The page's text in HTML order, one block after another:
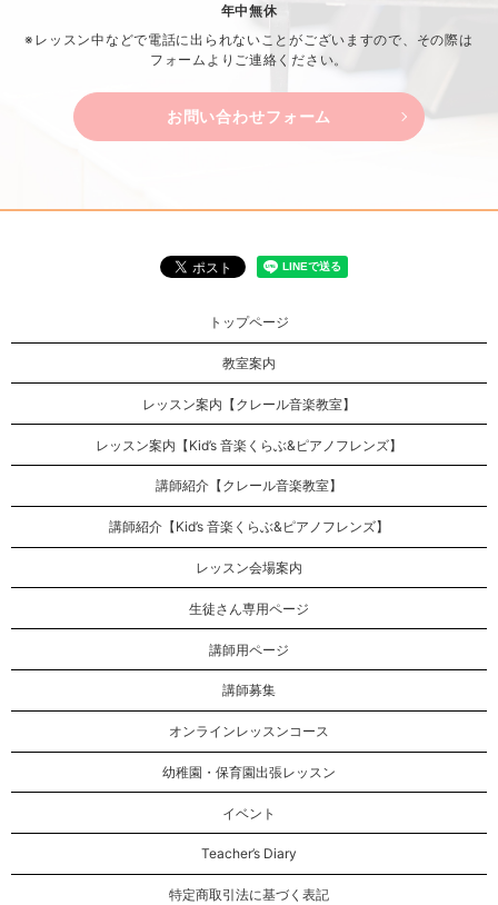
年中無休
※レッスン中などで電話に出られないことがございますので、 その際は
フォームよりご連絡ください。
お問い合わせフォーム
トップページ
教室案内
レッスン案内【クレール音楽教室】
レッスン案内【Kid’s 音楽くらぶ&ピアノフレンズ】
講師紹介【クレール音楽教室】
講師紹介【Kid’s 音楽くらぶ&ピアノフレンズ】
レッスン会場案内
生徒さん専用ページ
講師用ページ
講師募集
オンラインレッスンコース
幼稚園・保育園出張レッスン
イベント
Teacher’s Diary
特定商取引法に基づく表記